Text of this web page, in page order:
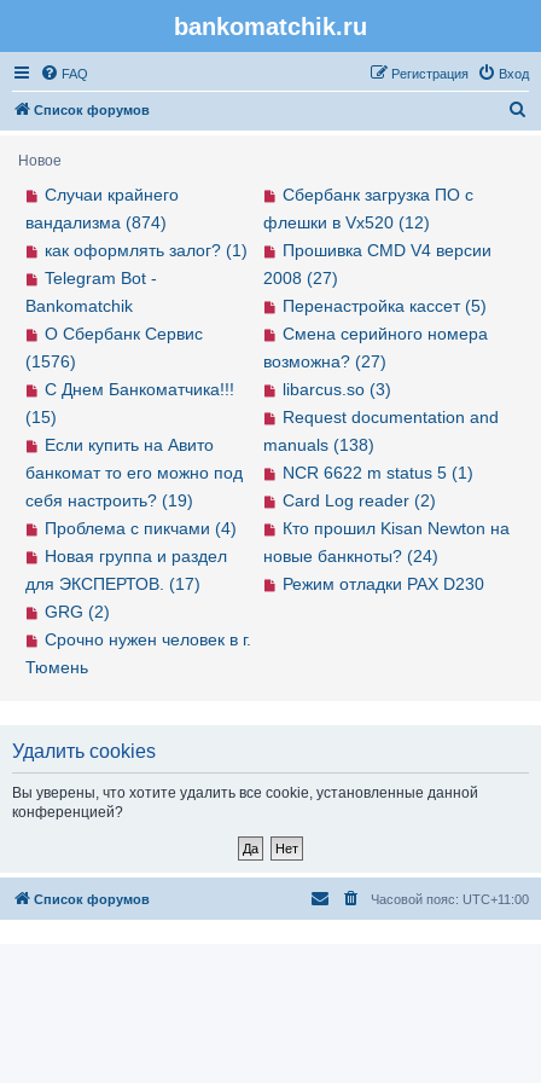
bankomatchik.ru
FAQ Вход
Регистрация
Список форумов
Новое
Сбербанк загрузка ПО с
флешки в Vx520 (12)
Прошивка CMD V4 версии
2008 (27)
Перенастройка кассет (5)
Смена серийного номера
возможна? (27)
libarcus.so (3)
Request documentation and
manuals (138)
NCR 6622 m status 5 (1)
Card Log reader (2)
Кто прошил Kisan Newton на
новые банкноты? (24)
Режим отладки PAX D230
Случаи крайнего
вандализма (874)
как оформлять залог? (1)
Telegram Bot -
Bankomatchik
О Сбербанк Сервис
(1576)
С Днем Банкоматчика!!!
(15)
Если купить на Авито
банкомат то его можно под
себя настроить? (19)
Проблема с пикчами (4)
Новая группа и раздел
для ЭКСПЕРТОВ. (17)
GRG (2)
Срочно нужен человек в г.
Тюмень
Удалить cookies
Вы уверены, что хотите удалить все cookie, установленные данной
конференцией?
Список форумов Часовой пояс: UTC+11:00